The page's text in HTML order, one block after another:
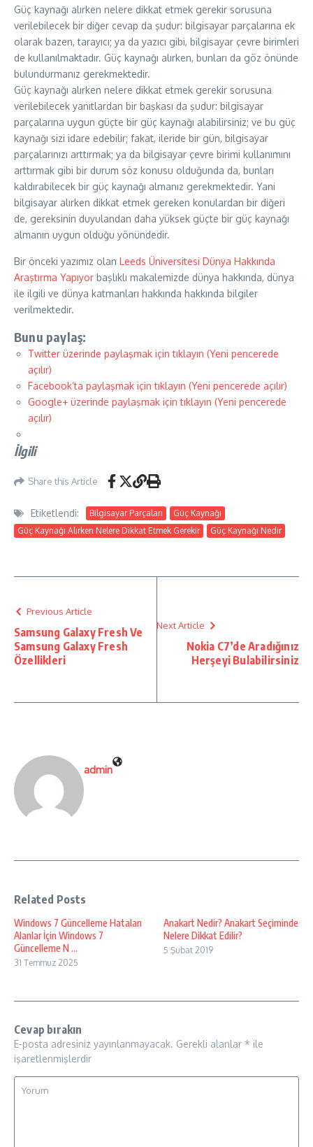
Güç kaynağı alırken nelere dikkat etmek gerekir sorusuna
verilebilecek bir diğer cevap da şudur: bilgisayar parçalarına ek
olarak bazen, tarayıcı; ya da yazıcı gibi, bilgisayar çevre birimleri
de kullanılmaktadır. Güç kaynağı alırken, bunları da göz önünde
bulundurmanız gerekmektedir.
Güç kaynağı alırken nelere dikkat etmek gerekir sorusuna
verilebilecek yanıtlardan bir başkası da şudur: bilgisayar
parçalarına uygun güçte bir güç kaynağı alabilirsiniz; ve bu güç
kaynağı sizi idare edebilir; fakat, ileride bir gün, bilgisayar
parçalarınızı arttırmak; ya da bilgisayar çevre birimi kullanımını
arttırmak gibi bir durum söz konusu olduğunda da, bunları
kaldırabilecek bir güç kaynağı almanız gerekmektedir. Yani
bilgisayar alırken dikkat etmek gereken konulardan bir diğeri
de, gereksinin duyulandan daha yüksek güçte bir güç kaynağı
almanın uygun olduğu yönündedir.
Bir önceki yazımız olan Leeds Üniversitesi Dünya Hakkında
Araştırma Yapıyor başlıklı makalemizde dünya hakkında, dünya
ile ilgili ve dünya katmanları hakkında hakkında bilgiler
verilmektedir.
Bunu paylaş:
Twitter üzerinde paylaşmak için tıklayın (Yeni pencerede
açılır)
Facebook’ta paylaşmak için tıklayın (Yeni pencerede açılır)
Google+ üzerinde paylaşmak için tıklayın (Yeni pencerede
açılır)
İlgili
Share this Article
Etiketlendi: Bilgisayar Parçaları
Güç Kaynağı
Güç Kaynağı Alırken Nelere Dikkat Etmek Gerekir
Güç Kaynağı Nedir
Previous Article
Samsung Galaxy Fresh Ve
Samsung Galaxy Fresh
Özellikleri
Next Article
Nokia C7’de Aradığınız
Herşeyi Bulabilirsiniz
admin
Related Posts
Windows 7 Güncelleme Hataları
Alanlar İçin Windows 7
Güncelleme N ...
31 Temmuz 2025
Anakart Nedir? Anakart Seçiminde
Nelere Dikkat Edilir?
5 Şubat 2019
Cevap bırakın
E-posta adresiniz yayınlanmayacak. Gerekli alanlar * ile
işaretlenmişlerdir